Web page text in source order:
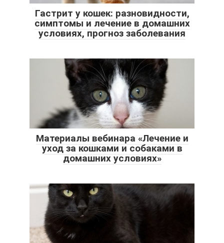
Гастрит у кошек: разновидности,
симптомы и лечение в домашних
условиях, прогноз заболевания
Материалы вебинара «Лечение и
уход за кошками и собаками в
домашних условиях»